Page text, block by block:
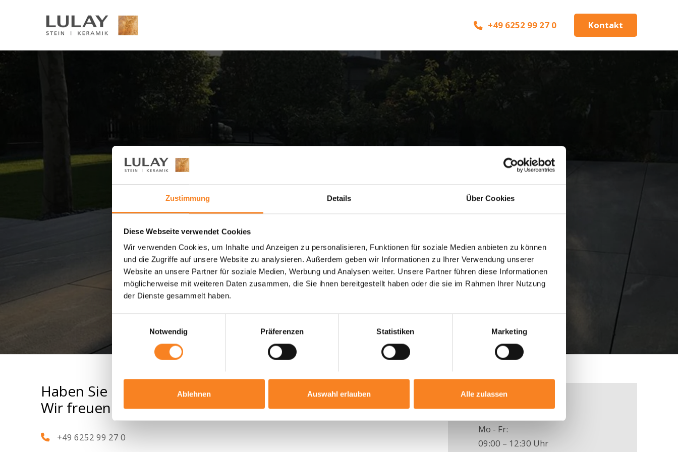
Zustimmung Details Über Cookies
Diese Webseite verwendet Cookies
Wir verwenden Cookies, um Inhalte und Anzeigen zu personalisieren, Funktionen für soziale Medien anbieten zu können
und die Zugriffe auf unsere Website zu analysieren. Außerdem geben wir Informationen zu Ihrer Verwendung unserer
Website an unsere Partner für soziale Medien, Werbung und Analysen weiter. Unsere Partner führen diese Informationen
möglicherweise mit weiteren Daten zusammen, die Sie ihnen bereitgestellt haben oder die sie im Rahmen Ihrer Nutzung
der Dienste gesammelt haben.
Notwendig
Präferenzen Statistiken Marketing
Ablehnen Auswahl erlauben Alle zulassen
+49 6252 99 27 0 Kontakt
Vielen Dank für Ihre Anfrage!
Unser Team prüft Ihre Anfrage und erarbeitet eine Liste von Rückfragen und notwendigen
Informationen für die Erstellung eines verbindlichen Angebots.
Haben Sie Fragen?
Wir freuen uns auf Ihren Anruf.
+49 6252 99 27 0
Mo - Fr:
09:00 – 12:30 Uhr